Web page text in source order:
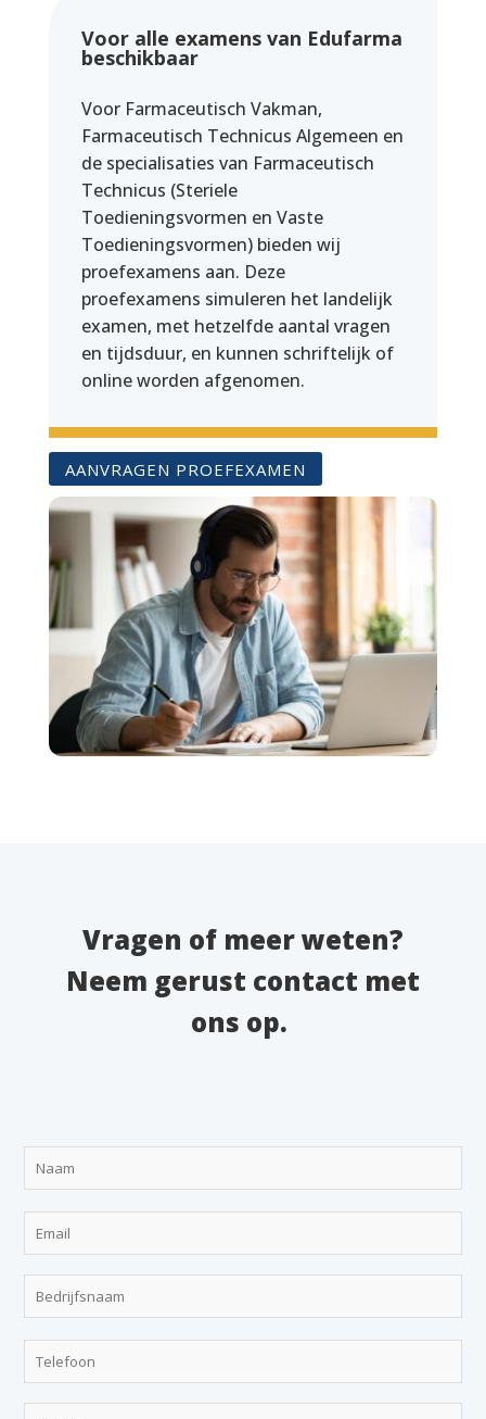
Voor alle examens van Edufarma
beschikbaar
Voor Farmaceutisch Vakman,
Farmaceutisch Technicus Algemeen en
de specialisaties van Farmaceutisch
Technicus (Steriele
Toedieningsvormen en Vaste
Toedieningsvormen) bieden wij
proefexamens aan. Deze
proefexamens simuleren het landelijk
examen, met hetzelfde aantal vragen
en tijdsduur, en kunnen schriftelijk of
online worden afgenomen.
AANVRAGEN PROEFEXAMEN
Vragen of meer weten?
Neem gerust contact met
ons op.